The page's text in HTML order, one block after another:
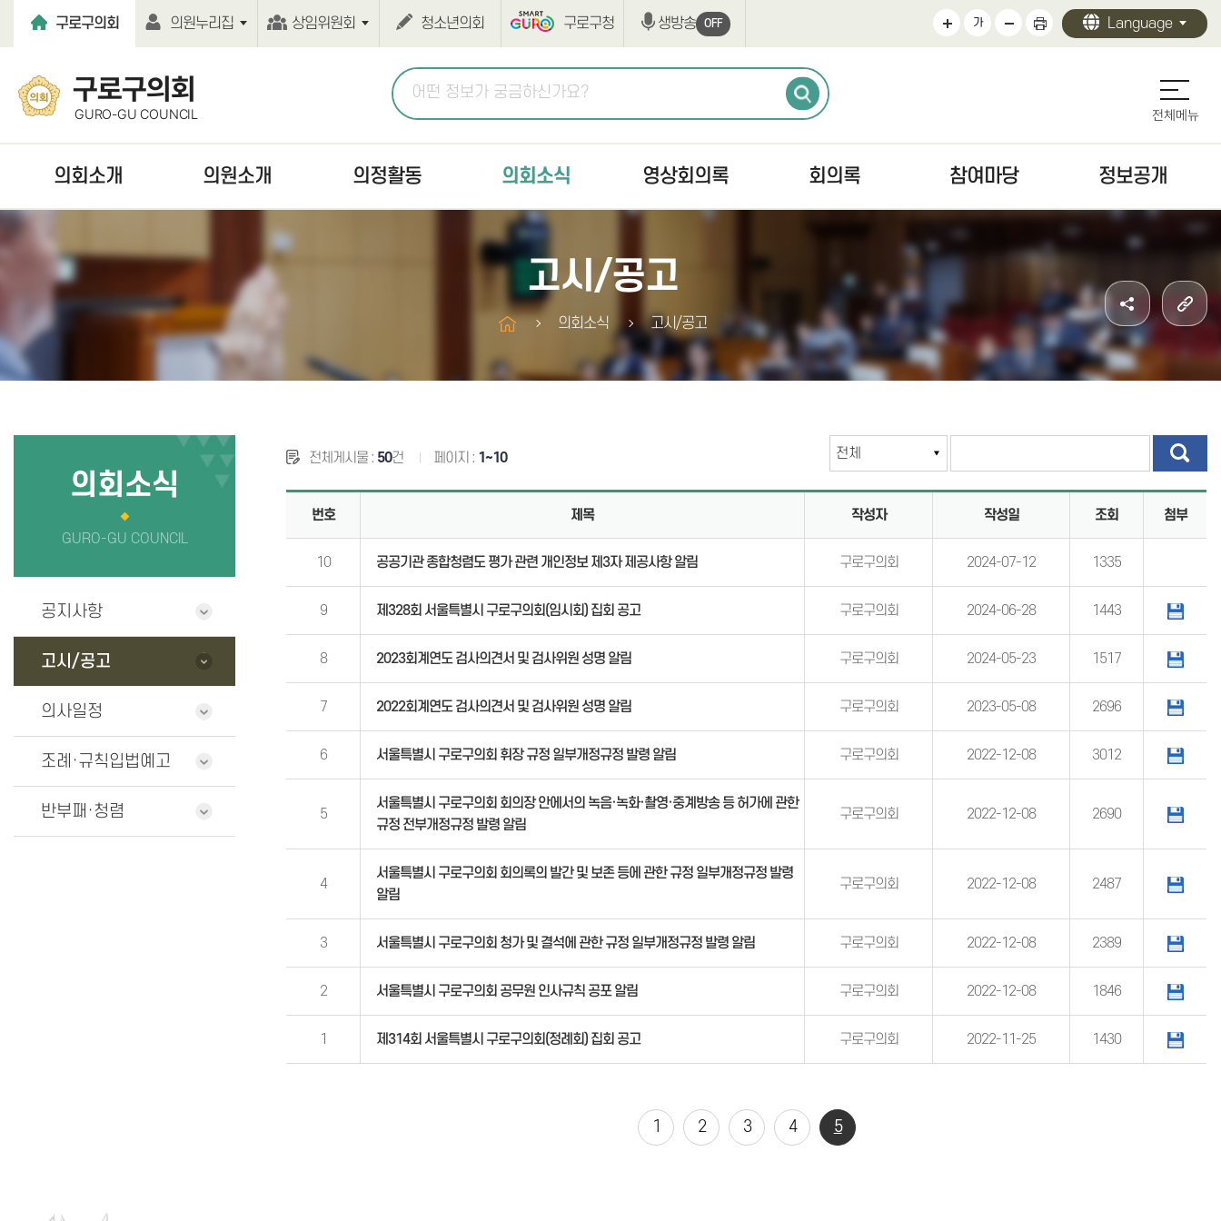
구로구의회
의원누리집 상임위원회 청소년의회 구로구청 생방송 OFF 가 Language
구로구의회
GURO-GU COUNCIL
의회소개
의회연혁
의회기능
의회사무국
청사안내
의원소개
역대의원
의원윤리강령
의원행동강령
의정활동
의회간행물
의회소식
공지사항
고시/공고
의사일정
조례·규칙입법예고
영상회의록
본회의
상임위원회
구정질문
회의록
구정질문
부록검색
참여마당
청원/진정 안내
주민조례청구안내
방청·견학
의회용어사전
통합검색
정보공개
정보공개 안내
의원 활동
의회 사무
전체메뉴
의회소식
GURO-GU COUNCIL
공지사항
고시/공고
의사일정
조례·규칙입법예고
반부패·청렴
고시/공고
의회소식 고시/공고
전체게시물 : 50건 페이지 : 1~10
번호 제목 작성자 작성일 조회 첨부
10 공공기관 종합청렴도 평가 관련 개인정보 제3자 제공사항 알림 구로구의회 2024-07-12 1335
9 제328회 서울특별시 구로구의회(임시회) 집회 공고 구로구의회 2024-06-28 1443
8 2023회계연도 검사의견서 및 검사위원 성명 알림 구로구의회 2024-05-23 1517
7 2022회계연도 검사의견서 및 검사위원 성명 알림 구로구의회 2023-05-08 2696
6 서울특별시 구로구의회 휘장 규정 일부개정규정 발령 알림 구로구의회 2022-12-08 3012
5
서울특별시 구로구의회 회의장 안에서의 녹음·녹화·촬영·중계방송 등 허가에 관한
규정 전부개정규정 발령 알림
구로구의회 2022-12-08 2690
4
서울특별시 구로구의회 회의록의 발간 및 보존 등에 관한 규정 일부개정규정 발령
알림
구로구의회 2022-12-08 2487
3 서울특별시 구로구의회 청가 및 결석에 관한 규정 일부개정규정 발령 알림 구로구의회 2022-12-08 2389
2 서울특별시 구로구의회 공무원 인사규칙 공포 알림 구로구의회 2022-12-08 1846
1 제314회 서울특별시 구로구의회(정례회) 집회 공고 구로구의회 2022-11-25 1430
1 2 3 4 5